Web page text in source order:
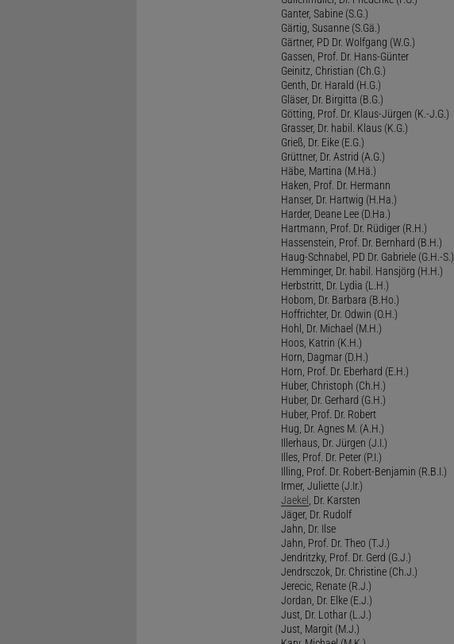
Ganter, Sabine (S.G.)
Gärtig, Susanne (S.Gä.)
Gärtner, PD Dr. Wolfgang (W.G.)
Gassen, Prof. Dr. Hans-Günter
Geinitz, Christian (Ch.G.)
Genth, Dr. Harald (H.G.)
Gläser, Dr. Birgitta (B.G.)
Götting, Prof. Dr. Klaus-Jürgen (K.-J.G.)
Grasser, Dr. habil. Klaus (K.G.)
Grieß, Dr. Eike (E.G.)
Grüttner, Dr. Astrid (A.G.)
Häbe, Martina (M.Hä.)
Haken, Prof. Dr. Hermann
Hanser, Dr. Hartwig (H.Ha.)
Harder, Deane Lee (D.Ha.)
Hartmann, Prof. Dr. Rüdiger (R.H.)
Hassenstein, Prof. Dr. Bernhard (B.H.)
Haug-Schnabel, PD Dr. Gabriele (G.H.-S.)
Hemminger, Dr. habil. Hansjörg (H.H.)
Herbstritt, Dr. Lydia (L.H.)
Hobom, Dr. Barbara (B.Ho.)
Hoffrichter, Dr. Odwin (O.H.)
Hohl, Dr. Michael (M.H.)
Hoos, Katrin (K.H.)
Horn, Dagmar (D.H.)
Horn, Prof. Dr. Eberhard (E.H.)
Huber, Christoph (Ch.H.)
Huber, Dr. Gerhard (G.H.)
Huber, Prof. Dr. Robert
Hug, Dr. Agnes M. (A.H.)
Illerhaus, Dr. Jürgen (J.I.)
Illes, Prof. Dr. Peter (P.I.)
Illing, Prof. Dr. Robert-Benjamin (R.B.I.)
Irmer, Juliette (J.Ir.)
Jaekel
, Dr. Karsten
Jäger, Dr. Rudolf
Jahn, Dr. Ilse
Jahn, Prof. Dr. Theo (T.J.)
Jendritzky, Prof. Dr. Gerd (G.J.)
Jendrsczok, Dr. Christine (Ch.J.)
Jerecic, Renate (R.J.)
Jordan, Dr. Elke (E.J.)
Just, Dr. Lothar (L.J.)
Just, Margit (M.J.)